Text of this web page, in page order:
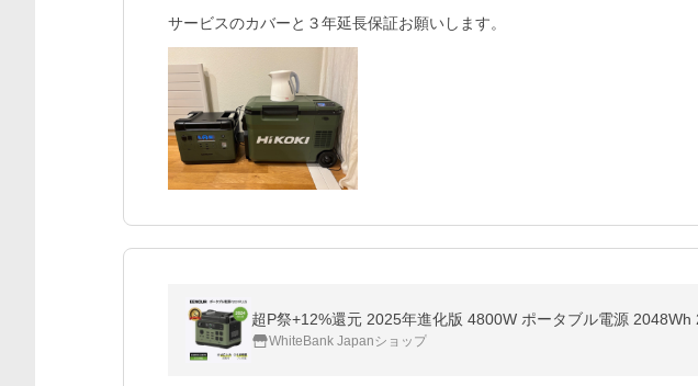
サービスのカバーと３年延長保証お願いします。
超P祭+12%還元 2025年進化版 4800W ポータブル電源
WhiteBank Japanショップ